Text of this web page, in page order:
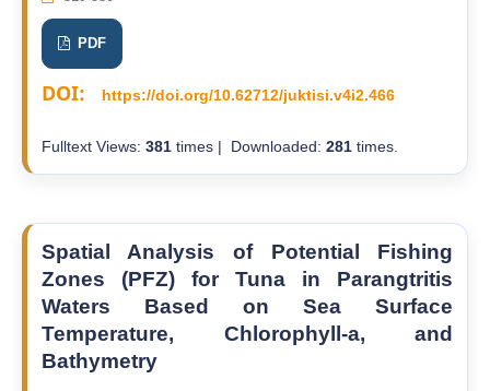
PDF
DOI: https://doi.org/10.62712/juktisi.v4i2.466
Fulltext Views: 381times | Downloaded: 281times.
Spatial Analysis of Potential Fishing
Zones (PFZ) for Tuna in Parangtritis
Waters Based on Sea Surface
Temperature, Chlorophyll-a, and
Bathymetry